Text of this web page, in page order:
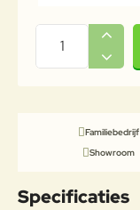
Familiebedrijf
Showroom
Specificaties